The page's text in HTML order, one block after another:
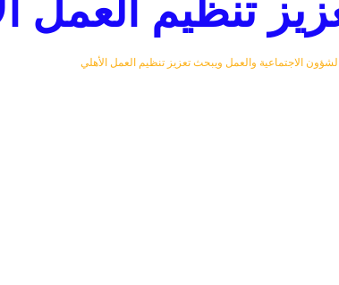
الاجتماعية والعمل ويبحث تعزيز تنظيم العمل الأهلي